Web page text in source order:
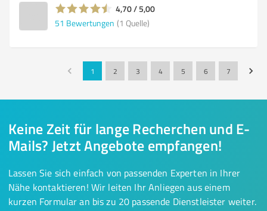
4,70 / 5,00
51 Bewertungen (1 Quelle)
1 2 3 4 5 6 7
Keine Zeit für lange Recherchen und E-
Mails? Jetzt Angebote empfangen!
Lassen Sie sich einfach von passenden Experten in Ihrer
Nähe kontaktieren! Wir leiten Ihr Anliegen aus einem
kurzen Formular an bis zu 20 passende Dienstleister weiter.